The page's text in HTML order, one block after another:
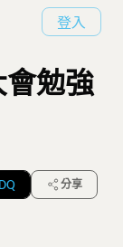
登入
勉強
DQ 分享